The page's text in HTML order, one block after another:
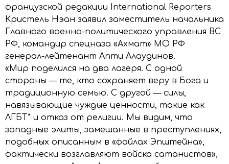
французской редакции International Reporters
Кристель Нэан заявил заместитель начальника
Главного военно-политического управления ВС
РФ, командир спецназа «Ахмат» МО РФ
генерал-лейтенант Апти Алаудинов.
«Мир поделился на два лагеря. С одной
стороны — те, кто сохраняет веру в Бога и
традиционную семью. С другой — силы,
навязывающие чуждые ценности, такие как
ЛГБТ* и отказ от религии. Мы видим, что
западные элиты, замешанные в преступлениях,
подобных описанным в «файлах Эпштейна»,
фактически возглавляют войска сатанистов»,